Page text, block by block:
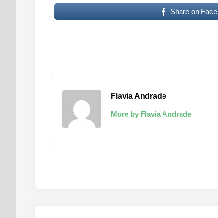
Share on
Flavia Andrade
More by Flavia Andrade